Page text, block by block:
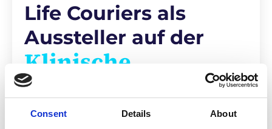
Consent Details About
Life Couriers als
Aussteller auf der
Klinische
Versuchsversorgung
Westküste 2025